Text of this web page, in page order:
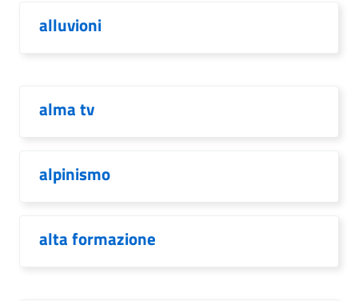
alluvioni
alma tv
alpinismo
alta formazione